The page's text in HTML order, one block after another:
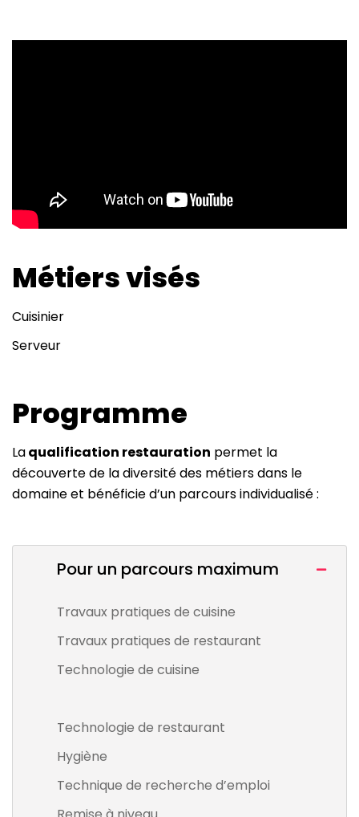
Métiers visés
Cuisinier
Serveur
Programme
Laqualification restauration permet la
découverte de la diversité des métiers dans le
domaine et bénéficie d’un parcours individualisé :
Pour un parcours maximum
Travaux pratiques de cuisine
Travaux pratiques de restaurant
Technologie de cuisine
Technologie de restaurant
Hygiène
Technique de recherche d’emploi